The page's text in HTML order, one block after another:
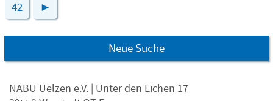
42 ►
Neue Suche
NABU Uelzen e.V. | Unter den Eichen 17